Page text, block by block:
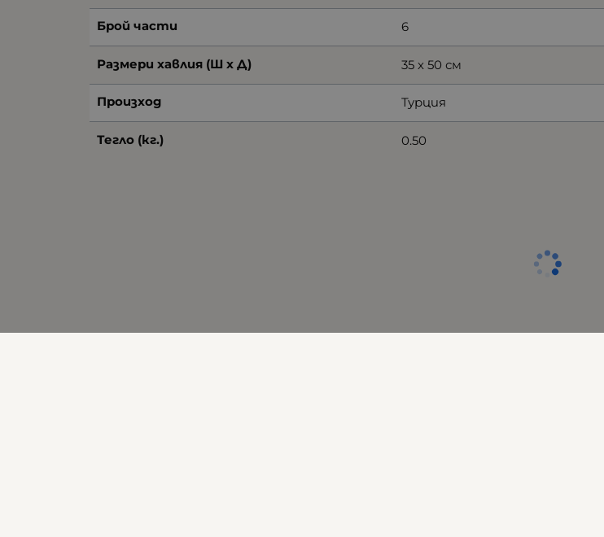
Брой части 6
Размери хавлия (Ш х Д) 35 х 50 см
Произход Турция
Тегло (кг.) 0.50